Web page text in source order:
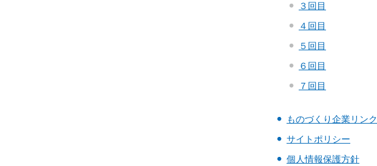
３回目
４回目
５回目
６回目
７回目
ものづくり企業リンク
サイトポリシー
個人情報保護方針